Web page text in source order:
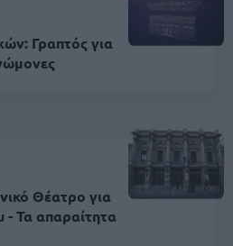
Γραπτός για
Θέατρο για
- Τα απαραίτητα